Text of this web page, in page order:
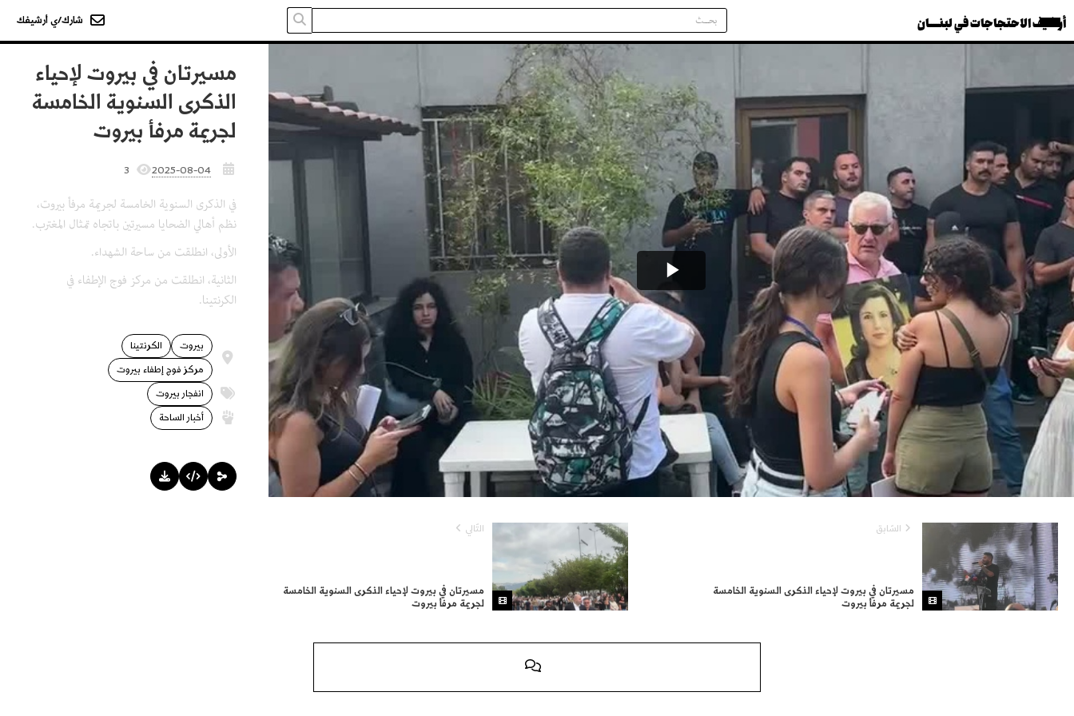
أرشيف الاحتجاجات في لبنــــان شارك/ي أرشيفك
مسيرتان في بيروت لإحياء
الذكرى السنوية الخامسة
لجريمة مرفأ بيروت
2025-08-04
3
في الذكرى السنوية الخامسة لجريمة مرفأ بيروت،
نظم أهالي الضحايا مسيرتين باتجاه تمثال المغترب.
الأولى، انطلقت من ساحة الشهداء.
الثانية، انطلقت من مركز فوج الإطفاء في
الكرنتينا.
الكرنتينا
بيروت
مركز فوج إطفاء بيروت
انفجار بيروت
أخبار الساحة
السّابق
مسيرتان في بيروت لإحياء الذكرى السنوية الخامسة
لجريمة مرفأ بيروت
التّالي
مسيرتان في بيروت لإحياء الذكرى السنوية الخامسة
لجريمة مرفأ بيروت